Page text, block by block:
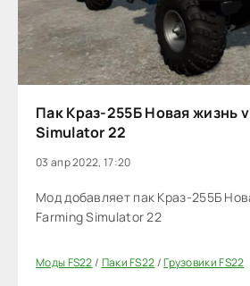
Пак Краз-255Б Новая жизнь
Simulator 22
03 апр 2022, 17:20
Мод добавляет пак Краз-255Б
Farming Simulator 22
Моды FS22/ Паки FS22/Грузовики FS22